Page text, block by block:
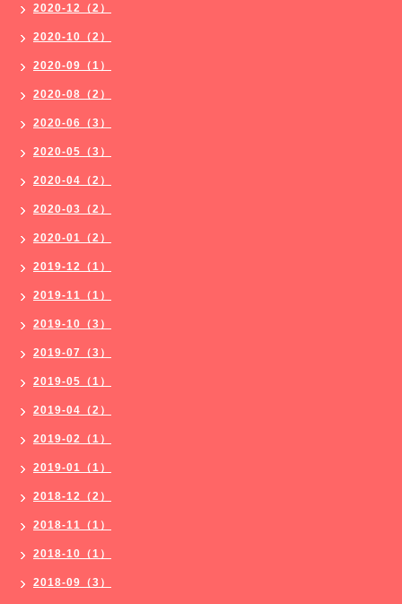
2020-12（2）
2020-10（2）
2020-09（1）
2020-08（2）
2020-06（3）
2020-05（3）
2020-04（2）
2020-03（2）
2020-01（2）
2019-12（1）
2019-11（1）
2019-10（3）
2019-07（3）
2019-05（1）
2019-04（2）
2019-02（1）
2019-01（1）
2018-12（2）
2018-11（1）
2018-10（1）
2018-09（3）